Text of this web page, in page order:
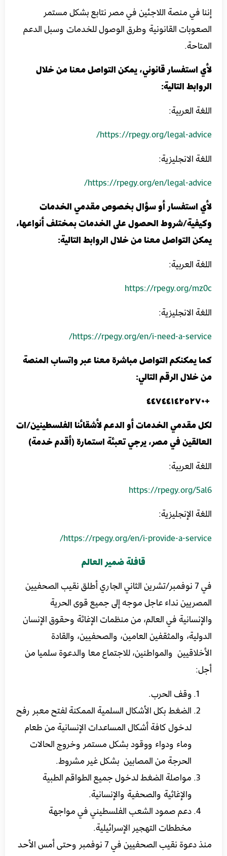
إننا في منصة اللاجئين في مصر نتابع بشكل مستمر
الصعوبات القانونية وطرق الوصول للخدمات وسبل الدعم
المتاحة.
لأي استفسار قانوني، يمكن التواصل معنا من خلال
الروابط التالية:
اللغة العربية:
https://rpegy.org/legal-advice/
اللغة الانجليزية:
https://rpegy.org/en/legal-advice/
لأي استفسار أو سؤال بخصوص مقدمي الخدمات
وكيفية/شروط الحصول على الخدمات بمختلف أنواعها،
يمكن التواصل معنا من خلال الروابط التالية:
اللغة العربية:
https://rpegy.org/mz0c
اللغة الانجليزية:
https://rpegy.org/en/i-need-a-service/
كما يمكنكم التواصل مباشرة معنا عبر واتساب المنصة
من خلال الرقم التالي:
+٤٤٧٤٤١٤٢٥٢٧٠
لكل مقدمي الخدمات أو الدعم لأشقائنا الفلسطينين/ات
العالقين في مصر، يرجي تعبئة استمارة (أقدم خدمة)
اللغة العربية:
https://rpegy.org/5al6
اللغة الإنجليزية:
https://rpegy.org/en/i-provide-a-service/
قافلة ضمير العالم
في 7 نوفمبر/تشرين الثاني الجاري أطلق نقيب الصحفيين
المصريين نداء عاجل موجه إلى جميع قوى الحرية
والإنسانية في العالم، من منظمات الإغاثة وحقوق الإنسان
الدولية، والمثقفين العامين، والصحفيين، والقادة
الأخلاقيين والمواطنين، للاجتماع معا والدعوة سلميا من
أجل:
وقف الحرب.
الضغط بكل الأشكال السلمية الممكنة لفتح معبر رفح
لدخول كافة أشكال المساعدات الإنسانية من طعام
وماء ودواء ووقود بشكل مستمر وخروج الحالات
الحرجة من المصابين بشكل غير مشروط.
مواصلة الضغط لدخول جميع الطواقم الطبية
والإغاثية والصحفية والإنسانية.
دعم صمود الشعب الفلسطيني في مواجهة
مخططات التهجير الإسرائيلية.
منذ دعوة نقيب الصحفيين في 7 نوفمبر وحتى أمس الأحد